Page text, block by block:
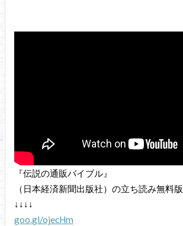
『伝説の通販バイブル』
（日本経済新聞出版社）の立ち読み無料版
↓↓↓↓
goo.gl/ojecHm